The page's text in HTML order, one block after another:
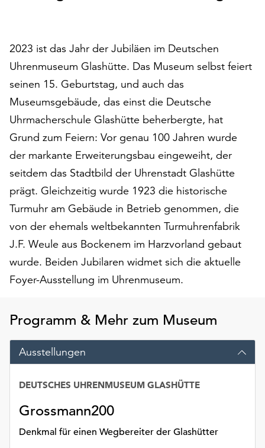
um
alle
Cookies
akzeptieren.
Sie
können
Ihr
Einverständnis
jederzeit
ändern
und
widerrufen.
Dafür
steht
Ihnen
Ende
Seite
die
Schaltfläche
„Cookie-
Einstellungen“
zur
Funktionale
werden
2023 ist das Jahr der Jubiläen im Deutschen
Uhrenmuseum Glashütte. Das Museum selbst feiert
seinen 15. Geburtstag, und auch das
Museumsgebäude, das einst die Deutsche
Uhrmacherschule Glashütte beherbergte, hat
Grund zum Feiern: Vor genau 100 Jahren wurde
der markante Erweiterungsbau eingeweiht, der
seitdem das Stadtbild der Uhrenstadt Glashütte
prägt. Gleichzeitig wurde 1923 die historische
Turmuhr am Gebäude in Betrieb genommen, die
von der ehemals weltbekannten Turmuhrenfabrik
J.F. Weule aus Bockenem im Harzvorland gebaut
wurde. Beiden Jubilaren widmet sich die aktuelle
Foyer-Ausstellung im Uhrenmuseum.
Programm & Mehr zum Museum
Ausstellungen
Grossmann200
Denkmal für einen Wegbereiter der Glashütter
DEUTSCHES UHRENMUSEUM GLASHÜTTE